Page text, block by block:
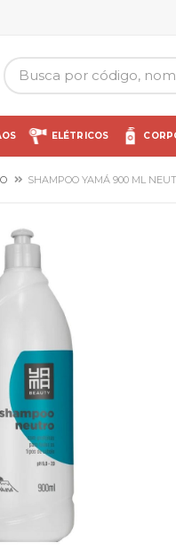
ELÉTRICOS
SHAMPOO YAMÁ 900 ML